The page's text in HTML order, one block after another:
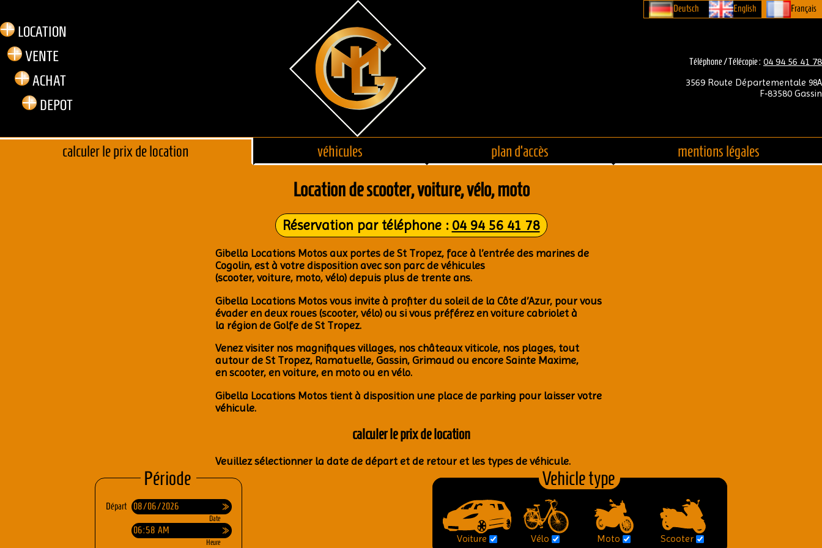
LOCA­TION
VENTE
ACHAT
DEPOT
Deutsch English Français
Télé­phone / Télé­co­pie : 04 94 56 41 78
3569 Route Dépar­te­men­tale 98A
F‑83580 Gas­sin
cal­cu­ler le prix de loca­tion véhi­cules plan d’ac­cès men­tions légales
Loca­tion de scoo­ter, voi­ture, vélo, moto
Réser­va­tion par télé­phone : 04 94 56 41 78
Gibel­la Loca­tions Motos aux portes de St Tro­pez, face à l’entrée des marines de
Cogo­lin, est à votre dis­po­si­tion avec son parc de véhi­cules
(scoo­ter, voi­ture, moto, vélo) depuis plus de trente ans.
Gibel­la Loca­tions Motos vous invite à pro­fi­ter du soleil de la Côte d’A­zur, pour vous
éva­der en deux roues (scoo­ter, vélo) ou si vous pré­fé­rez en voi­ture cabrio­let à
la région de Golfe de St Tro­pez.
Venez visi­ter nos magni­fiques vil­lages, nos châ­teaux viti­cole, nos plages, tout
autour de St Tro­pez, Rama­tuelle, Gas­sin, Gri­maud ou encore Sainte Maxime,
en scoo­ter, en voi­ture, en moto ou en vélo.
Gibel­la Loca­tions Motos tient à dis­po­si­tion une place de par­king pour lais­ser votre
véhi­cule.
cal­cu­ler le prix de loca­tion
Veuillez sélec­tion­ner la date de départ et de retour et les types de véhi­cule.
Période
Départ
Date
Heure
Vehicle type
Voiture Vélo Moto Scooter